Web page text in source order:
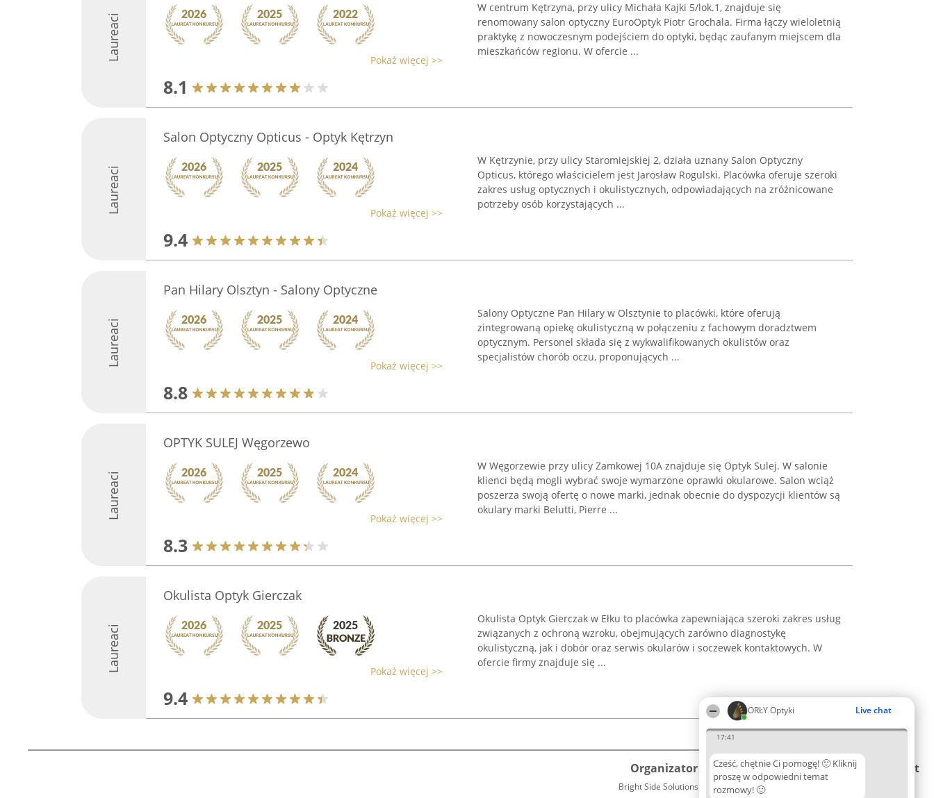
ORŁY Optyki Live chat
17:41
Cześć, chętnie Ci pomogę! 🙂 Kliknij
proszę w odpowiedni temat
rozmowy! 🙂
Laureaci Pokaż więcej >>
8.1
W centrum Kętrzyna, przy ulicy Michała Kajki 5/lok.1, znajduje się
renomowany salon optyczny EuroOptyk Piotr Grochala. Firma łączy wieloletnią
praktykę z nowoczesnym podejściem do optyki, będąc zaufanym miejscem dla
mieszkańców regionu. W ofercie ...
Laureaci
Salon Optyczny Opticus - Optyk Kętrzyn
Pokaż więcej >>
9.4
W Kętrzynie, przy ulicy Staromiejskiej 2, działa uznany Salon Optyczny
Opticus, którego właścicielem jest Jarosław Rogulski. Placówka oferuje szeroki
zakres usług optycznych i okulistycznych, odpowiadających na zróżnicowane
potrzeby osób korzystających ...
Laureaci
Pan Hilary Olsztyn - Salony Optyczne
Pokaż więcej >>
8.8
Salony Optyczne Pan Hilary w Olsztynie to placówki, które oferują
zintegrowaną opiekę okulistyczną w połączeniu z fachowym doradztwem
optycznym. Personel składa się z wykwalifikowanych okulistów oraz
specjalistów chorób oczu, proponujących ...
Laureaci
OPTYK SULEJ Węgorzewo
Pokaż więcej >>
8.3
W Węgorzewie przy ulicy Zamkowej 10A znajduje się Optyk Sulej. W salonie
klienci będą mogli wybrać swoje wymarzone oprawki okularowe. Salon wciąż
poszerza swoją ofertę o nowe marki, jednak obecnie do dyspozycji klientów są
okulary marki Belutti, Pierre ...
Laureaci
Okulista Optyk Gierczak
Pokaż więcej >>
9.4
Okulista Optyk Gierczak w Ełku to placówka zapewniająca szeroki zakres usług
związanych z ochroną wzroku, obejmujących zarówno diagnostykę
okulistyczną, jak i dobór oraz serwis okularów i soczewek kontaktowych. W
ofercie firmy znajduje się ...
Organizator plebiscytu
Bright Side Solutions sp. z o. o. sp. k.
Plebiscyt Kontakt